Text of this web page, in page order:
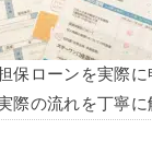
保ローンを実際
際の流れを丁寧に